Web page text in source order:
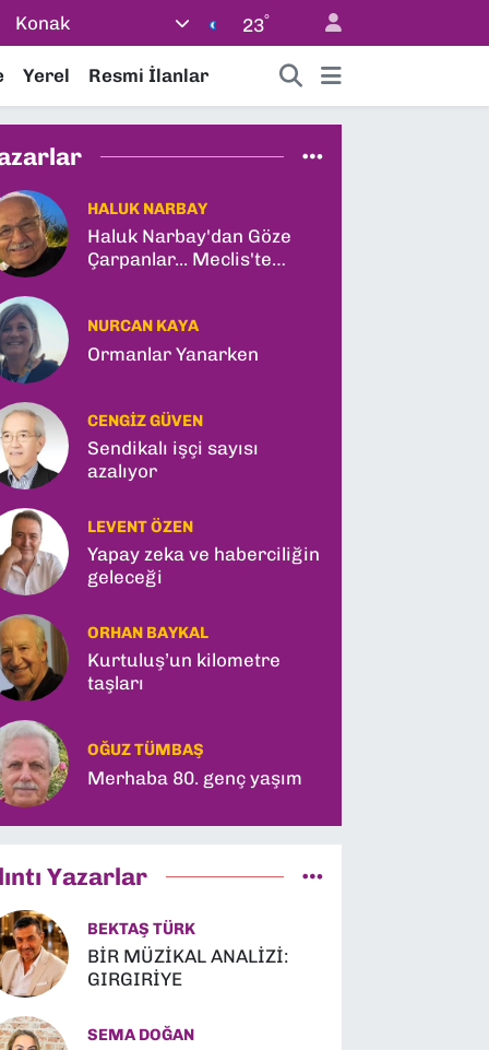
Konak 23°
Yerel Resmi İlanlar
HALUK NARBAY
Haluk Narbay'dan Göze
Çarpanlar... Meclis'te
NURCAN KAYA
Ormanlar Yanarken
CENGIZ GÜVEN
Sendikalı işçi sayısı
azalıyor
LEVENT ÖZEN
Yapay zeka ve haberciliğin
geleceği
ORHAN BAYKAL
Kurtuluş’un kilometre
taşları
OĞUZ TÜMBAŞ
Merhaba 80. genç yaşım
Yazarlar
BEKTAŞ TÜRK
BİR MÜZİKAL ANALİZİ:
GIRGIRİYE
SEMA DOĞAN